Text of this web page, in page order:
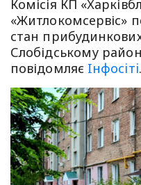
Комісія КП
«Житлокомсервіс»
стан
Слобідському
повідомляє Iнфосiтi.